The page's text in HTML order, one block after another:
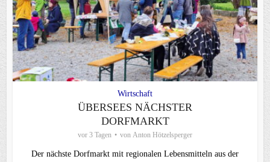
Wirtschaft
ÜBERSEES NÄCHSTER
DORFMARKT
vor 3 Tagen von Anton Hötzelsperger
Der nächste Dorfmarkt mit regionalen Lebensmitteln aus der